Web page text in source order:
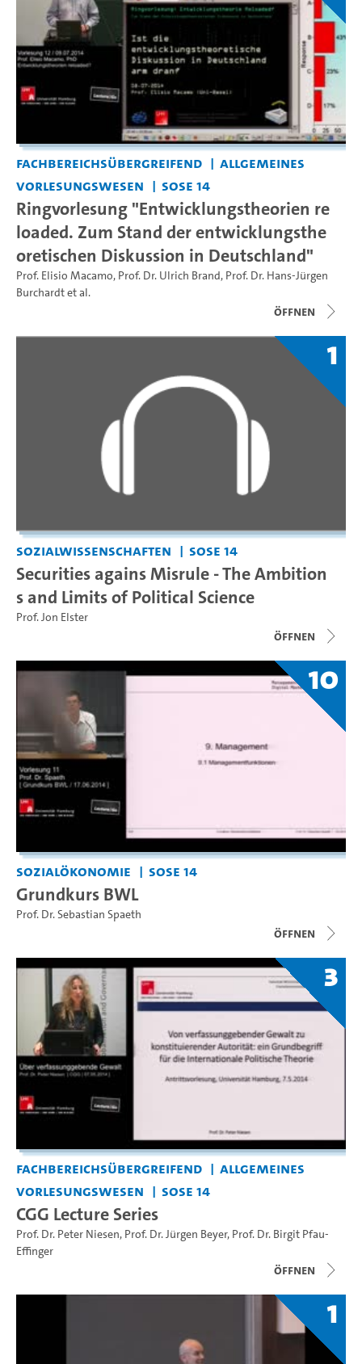
Fachbereichsübergreifend
Allgemeines
Vorlesungswesen
SoSe 14
Ringvorlesung "Entwicklungstheorien re
loaded. Zum Stand der entwicklungsthe
oretischen Diskussion in Deutschland"
Prof. Elisio Macamo, Prof. Dr. Ulrich Brand, Prof. Dr. Hans-Jürgen
Burchardtet al.
Öffnen
1
Sozialwissenschaften SoSe 14
Securities agains Misrule - The Ambition
s and Limits of Political Science
Prof. Jon Elster
Öffnen
10
Sozialökonomie SoSe 14
Grundkurs BWL
Prof. Dr. Sebastian Spaeth
Öffnen
3
Fachbereichsübergreifend
Allgemeines
Vorlesungswesen
SoSe 14
CGG Lecture Series
Prof. Dr. Peter Niesen, Prof. Dr. Jürgen Beyer, Prof. Dr. Birgit Pfau-
Effinger
Öffnen
1